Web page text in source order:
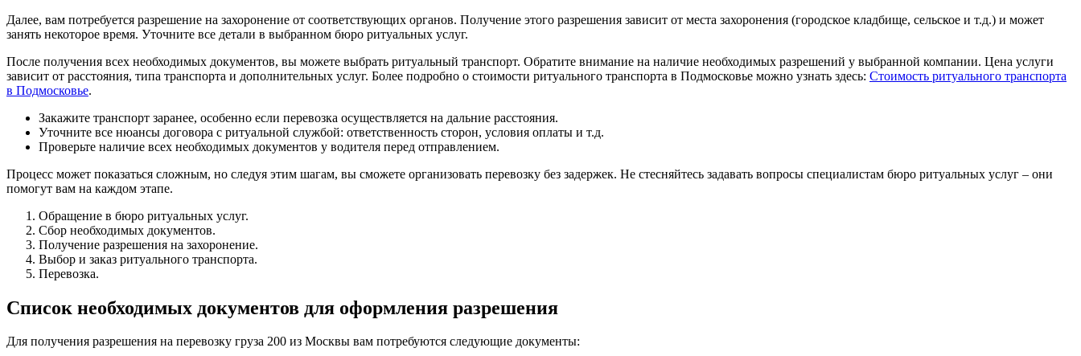
Далее, вам потребуется разрешение на захоронение от соответствующих органов. Получение этого разрешения зависит от места захоронения (городское кладбище, сельское и т.д.) и может
занять некоторое время. Уточните все детали в выбранном бюро ритуальных услуг.
После получения всех необходимых документов, вы можете выбрать ритуальный транспорт. Обратите внимание на наличие необходимых разрешений у выбранной компании. Цена услуги
зависит от расстояния, типа транспорта и дополнительных услуг. Более подробно о стоимости ритуального транспорта в Подмосковье можно узнать здесь: Стоимость ритуального транспорта
в Подмосковье.
Закажите транспорт заранее, особенно если перевозка осуществляется на дальние расстояния.
Уточните все нюансы договора с ритуальной службой: ответственность сторон, условия оплаты и т.д.
Проверьте наличие всех необходимых документов у водителя перед отправлением.
Процесс может показаться сложным, но следуя этим шагам, вы сможете организовать перевозку без задержек. Не стесняйтесь задавать вопросы специалистам бюро ритуальных услуг – они
помогут вам на каждом этапе.
Обращение в бюро ритуальных услуг.
Сбор необходимых документов.
Получение разрешения на захоронение.
Выбор и заказ ритуального транспорта.
Перевозка.
Список необходимых документов для оформления разрешения
Для получения разрешения на перевозку груза 200 из Москвы вам потребуются следующие документы: